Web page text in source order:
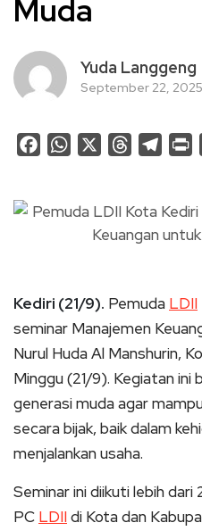
Muda
Yuda Langgeng
September 22, 2025
FacebookWhatsApp Threads
Kediri (21/9). Pemuda LDII
seminar Manajemen
Nurul Huda Al Manshurin,
Minggu (21/9). Kegiatan ini
generasi muda agar
secara bijak, baik dalam
menjalankan usaha.
Seminar ini diikuti lebih
PC LDIIdi Kota dan